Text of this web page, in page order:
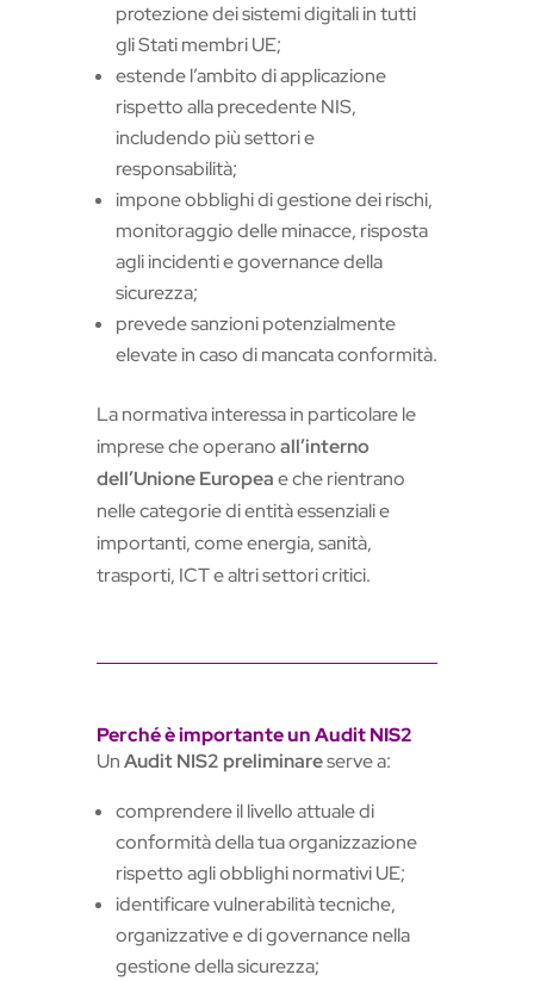
protezione dei sistemi digitali in tutti
gli Stati membri UE;
estende l’ambito di applicazione
rispetto alla precedente NIS,
includendo più settori e
responsabilità;
impone obblighi di gestione dei rischi,
monitoraggio delle minacce, risposta
agli incidenti e governance della
sicurezza;
prevede sanzioni potenzialmente
elevate in caso di mancata conformità.
La normativa interessa in particolare le
imprese che operanoall’interno
dell’Unione Europeae che rientrano
nelle categorie di entità essenziali e
importanti, come energia, sanità,
trasporti, ICT e altri settori critici.
Perché è importante un Audit NIS2
UnAudit NIS2 preliminareserve a:
comprendere il livello attuale di
conformità della tua organizzazione
rispetto agli obblighi normativi UE;
identificare vulnerabilità tecniche,
organizzative e di governance nella
gestione della sicurezza;